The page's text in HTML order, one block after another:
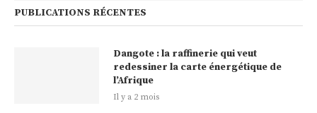
PUBLICATIONS RÉCENTES
Dangote : la raffinerie qui veut
redessiner la carte énergétique de
l’Afrique
Il y a 2 mois